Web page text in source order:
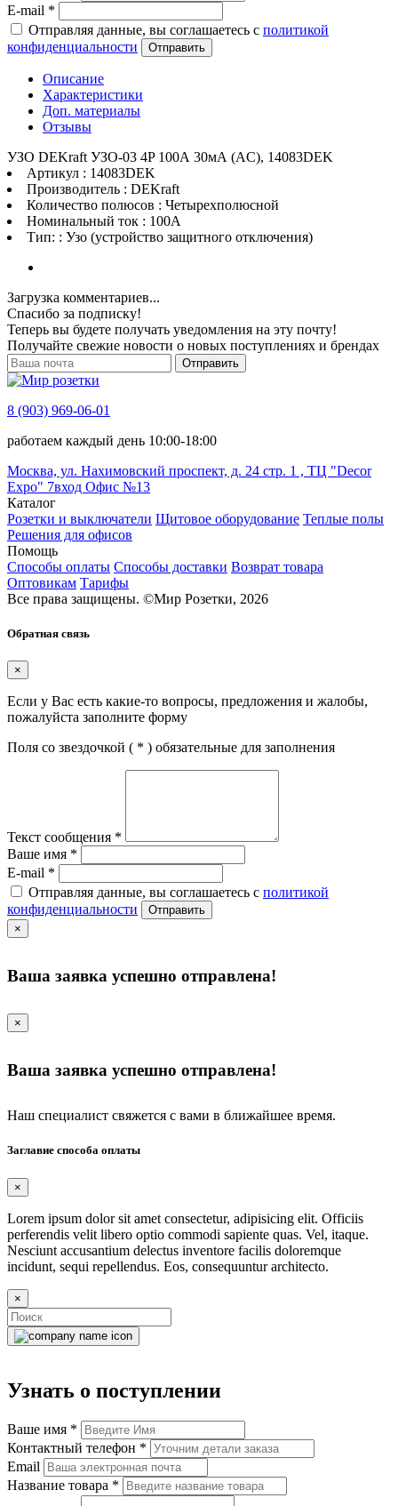
E-mail *
Отправляя данные, вы соглашаетесь с политикой
конфиденциальности
Отправить
Описание
Характеристики
Доп. материалы
Отзывы
УЗО DEKraft УЗО-03 4P 100А 30мА (AC), 14083DEK
Артикул : 14083DEK
Производитель : DEKraft
Количество полюсов : Четырехполюсной
Номинальный ток : 100A
Тип: : Узо (устройство защитного отключения)
Загрузка комментариев...
Спасибо за подписку!
Теперь вы будете получать уведомления на эту почту!
Получайте свежие новости о новых поступлениях и брендах
Отправить
8 (903) 969-06-01
работаем каждый день 10:00-18:00
Москва, ул. Нахимовский проспект, д. 24 стр. 1 , ТЦ "Decor
Expo" 7вход Офис №13
Каталог
Розетки и выключатели Щитовое оборудование Теплые полы
Решения для офисов
Помощь
Способы оплаты Способы доставки Возврат товара
Оптовикам Тарифы
Все права защищены. ©Мир Розетки, 2026
Обратная связь
×
Если у Вас есть какие-то вопросы, предложения и жалобы,
пожалуйста заполните форму
Поля со звездочкой ( * ) обязательные для заполнения
Текст сообщения *
Ваше имя *
E-mail *
Отправляя данные, вы соглашаетесь с политикой
конфиденциальности
Отправить
×
Ваша заявка успешно отправлена!
×
Ваша заявка успешно отправлена!
Наш специалист свяжется с вами в ближайшее время.
Заглавие способа оплаты
×
Lorem ipsum dolor sit amet consectetur, adipisicing elit. Officiis
perferendis velit libero optio commodi sapiente quas. Vel, itaque.
Nesciunt accusantium delectus inventore facilis doloremque
incidunt, sequi repellendus. Eos, consequuntur architecto.
×
Узнать о поступлении
Ваше имя *
Контактный телефон *
Email
Название товара *